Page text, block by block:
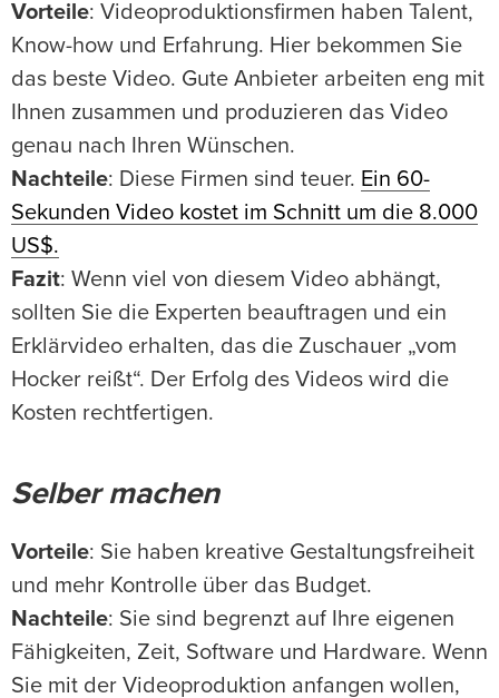
Vorteile: Videoproduktionsfirmen haben Talent,
Know-how und Erfahrung. Hier bekommen Sie
das beste Video. Gute Anbieter arbeiten eng mit
Ihnen zusammen und produzieren das Video
genau nach Ihren Wünschen.
Nachteile: Diese Firmen sind teuer. Ein 60-
Sekunden Video kostet im Schnitt um die 8.000
US$.
Fazit: Wenn viel von diesem Video abhängt,
sollten Sie die Experten beauftragen und ein
Erklärvideo erhalten, das die Zuschauer „vom
Hocker reißt“. Der Erfolg des Videos wird die
Kosten rechtfertigen.
Selber machen
Vorteile: Sie haben kreative Gestaltungsfreiheit
und mehr Kontrolle über das Budget.
Nachteile: Sie sind begrenzt auf Ihre eigenen
Fähigkeiten, Zeit, Software und Hardware. Wenn
Sie mit der Videoproduktion anfangen wollen,